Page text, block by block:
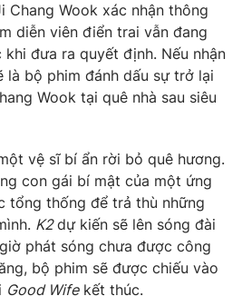
Chang Wook xác nhận thông
diễn viên điển trai vẫn đang
đưa ra quyết định. Nếu nhận
là bộ phim đánh dấu sự trở lại
Wook tại quê nhà sau siêu
vệ sĩ bí ẩn rời bỏ quê hương.
con gái bí mật của một ứng
tổng thống để trả thù những
K2dự kiến sẽ lên sóng đài
phát sóng chưa được công
bộ phim sẽ được chiếu vào
Good Wifekết thúc.